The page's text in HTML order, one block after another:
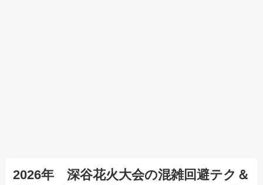
2026年 深谷花火大会の混雑回避テク＆